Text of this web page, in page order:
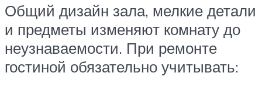
Общий дизайн зала, мелкие детали
и предметы изменяют комнату до
неузнаваемости. При ремонте
гостиной обязательно учитывать: